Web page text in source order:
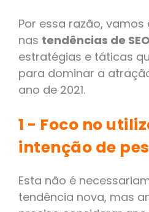
Por essa razão,
nas tendências de SEO
estratégias e táticas
para dominar a
ano de 2021.
1 - Foco no
intenção de
Esta não é
tendência nova, mas